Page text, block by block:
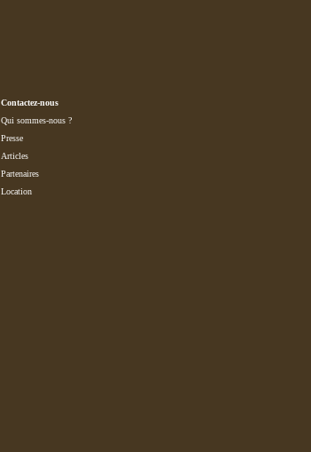
Contactez-nous
Qui sommes-nous ?
Presse
Articles
Partenaires
Location